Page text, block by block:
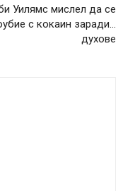
Уилямс мислел да се
с кокаин заради…
духове